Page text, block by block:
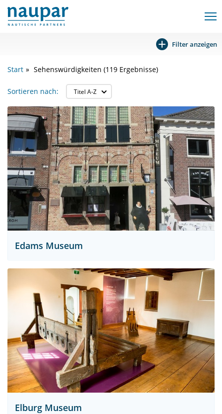
Filter anzeigen
Start Sehenswürdigkeiten (119 Ergebnisse)
Sortieren nach:
Edams Museum
Elburg Museum